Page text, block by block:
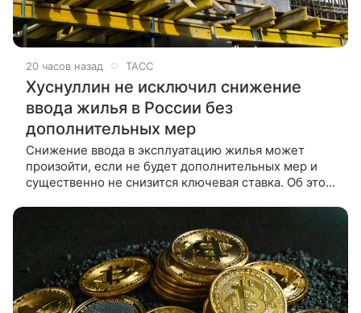
20 часов назад ТАСС
Хуснуллин не исключил снижение
ввода жилья в России без
дополнительных мер
Снижение ввода в эксплуатацию жилья может
произойти, если не будет дополнительных мер и
существенно не снизится ключевая ставка. Об этом